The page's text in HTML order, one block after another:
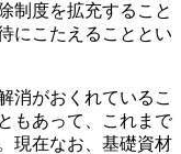
制度を拡充すること
にこたえることとい
消がおくれているこ
もあって、これまで
現在なお、基礎資材